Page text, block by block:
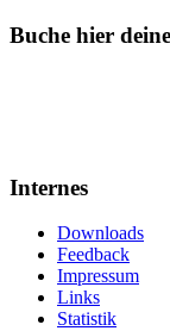
Buche hier
Internes
Downloads
Feedback
Impressum
Links
Statistik